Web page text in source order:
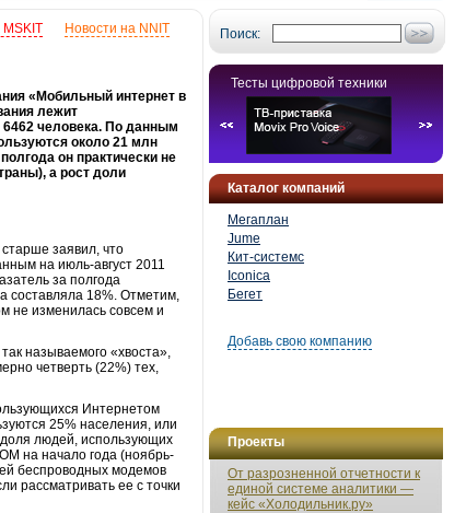
Поиск:
Тесты цифровой техники
Каталог компаний
Мегаплан
Jume
Кит-системс
Iconica
Бегет
Добавь свою компанию
Проекты
От разрозненной отчетности к
единой системе аналитики —
кейс «Холодильник.ру»
Новости на NNIT
MSKIT
«Мобильный интернет в
лежит
6462 человека. По данным
около 21 млн
он практически не
а рост доли
заявил, что
на июль-август 2011
за полгода
составляла 18%. Отметим,
не изменилась совсем и
называемого «хвоста»,
четверть (22%) тех,
Интернетом
25% населения, или
людей, использующих
на начало года (ноябрь-
беспроводных модемов
рассматривать ее с точки